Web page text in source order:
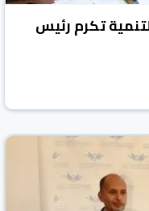
تكرم رئيس